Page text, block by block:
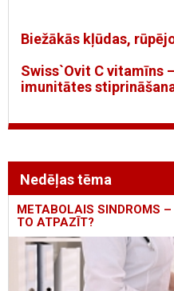
Biežākās kļūdas,
Swiss`Ovit C vitamīns
imunitātes
Nedēļas tēma
METABOLAIS SINDROMS
TO ATPAZĪT?